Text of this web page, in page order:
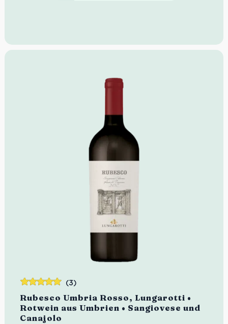
Rubesco Umbria Rosso, Lungarotti •
Rotwein aus Umbrien • Sangiovese und
Canajolo
(3)
Bewertet
mit5.00von
5